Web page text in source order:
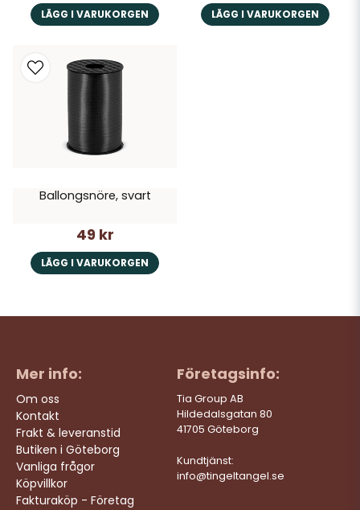
LÄGG I VARUKORGEN LÄGG I VARUKORGEN
Ballongsnöre, svart
49 kr
LÄGG I VARUKORGEN
Mer info:
Om oss
Kontakt
Frakt & leveranstid
Butiken i Göteborg
Vanliga frågor
Köpvillkor
Fakturaköp - Företag
Företagsinfo:
Tia Group AB
Hildedalsgatan 80
41705 Göteborg
Kundtjänst:
info@tingeltangel.se